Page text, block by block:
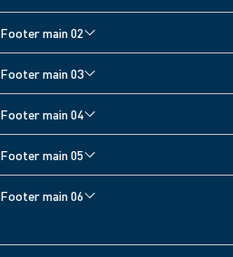
Footer main 02
Footer main 03
Accessibility
Electrocardiogramas
Footer main 04
Cardiovascular Products
Footer main 05
Footer main 06